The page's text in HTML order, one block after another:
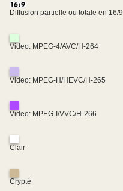
Diffusion partielle ou totale en 16/9
Video: MPEG-4/AVC/H-264
Video: MPEG-H/HEVC/H-265
Video: MPEG-I/VVC/H-266
Clair
Crypté